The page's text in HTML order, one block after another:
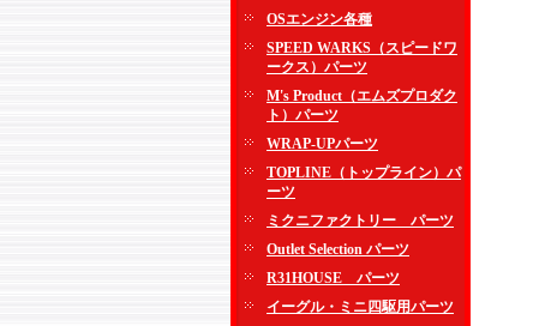
OSエンジン各種
SPEED WARKS（スピードワ
ークス）パーツ
M's Product（エムズプロダク
ト）パーツ
WRAP-UPパーツ
TOPLINE（トップライン）パ
ーツ
ミクニファクトリー パーツ
Outlet Selection パーツ
R31HOUSE パーツ
イーグル・ミニ四駆用パーツ